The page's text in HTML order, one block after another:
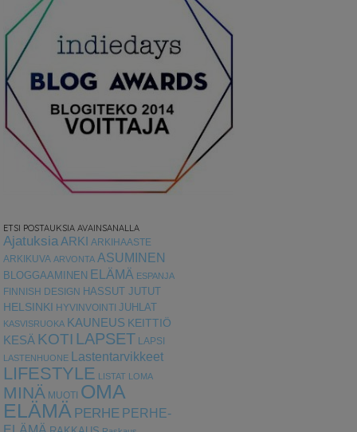
ETSI POSTAUKSIA AVAINSANALLA
AjatuksiaARKI ARKIHAASTE
ARKIKUVA ARVONTA ASUMINEN
BLOGGAAMINEN ELÄMÄ ESPANJA
FINNISH DESIGN HASSUT JUTUT
HELSINKI
HYVINVOINTI JUHLAT
KASVISRUOKA KAUNEUS KEITTIÖ
KESÄ KOTI LAPSET LAPSI
LASTENHUONE Lastentarvikkeet
LIFESTYLE LISTAT LOMA
MINÄ MUOTI OMA
ELÄMÄ PERHE PERHE-